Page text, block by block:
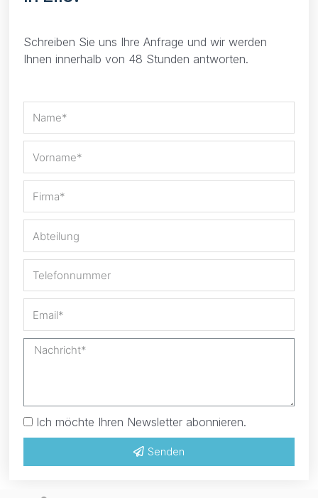
Schreiben Sie uns Ihre Anfrage und wir werden
Ihnen innerhalb von 48 Stunden antworten.
Ich möchte Ihren Newsletter abonnieren.
Senden